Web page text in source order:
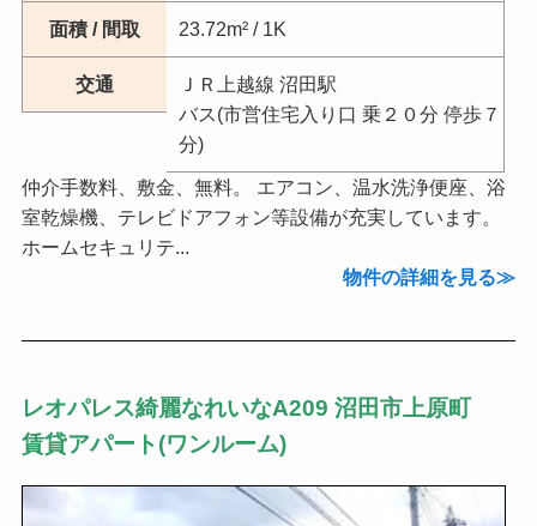
面積 / 間取 23.72m² / 1K
交通
ＪＲ上越線 沼田駅
バス(市営住宅入り口 乗２０分 停歩７
分)
仲介手数料、敷金、無料。 エアコン、温水洗浄便座、浴
室乾燥機、テレビドアフォン等設備が充実しています。
ホームセキュリテ...
物件の詳細を見る
レオパレス綺麗なれいなA209 沼田市上原町
賃貸アパート(ワンルーム)